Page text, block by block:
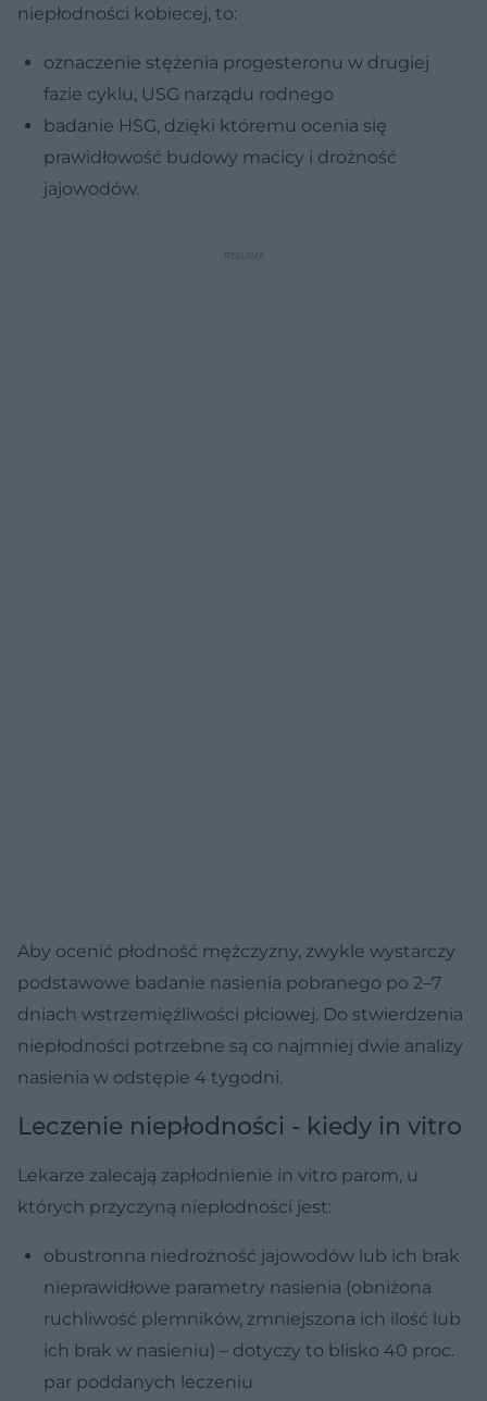
niepłodności kobiecej, to:
oznaczenie stężenia progesteronu w drugiej
fazie cyklu, USG narządu rodnego
badanie HSG, dzięki któremu ocenia się
prawidłowość budowy macicy i drożność
jajowodów.
Aby ocenić płodność mężczyzny, zwykle wystarczy
podstawowe badanie nasienia pobranego po 2–7
dniach wstrzemięźliwości płciowej. Do stwierdzenia
niepłodności potrzebne są co najmniej dwie analizy
nasienia w odstępie 4 tygodni.
Leczenie niepłodności - kiedy in vitro
Lekarze zalecają zapłodnienie in vitro parom, u
których przyczyną niepłodności jest:
obustronna niedrożność jajowodów lub ich brak
nieprawidłowe parametry nasienia (obniżona
ruchliwość plemników, zmniejszona ich ilość lub
ich brak w nasieniu) – dotyczy to blisko 40 proc.
par poddanych leczeniu